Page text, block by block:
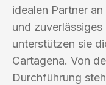
idealen Partner
und
unterstützen sie
Cartagena. Von
Durchführung